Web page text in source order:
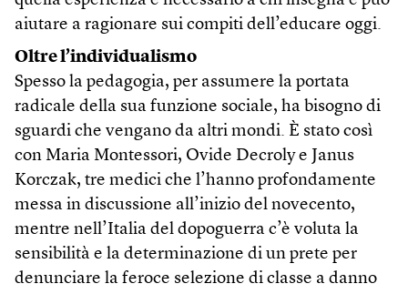
aiutare a ragionare sui compiti dell’educare oggi.
Oltre l’individualismo
Spesso la pedagogia, per assumere la portata
radicale della sua funzione sociale, ha bisogno di
sguardi che vengano da altri mondi. È stato così
con Maria Montessori, Ovide Decroly e Janus
Korczak, tre medici che l’hanno profondamente
messa in discussione all’inizio del novecento,
mentre nell’Italia del dopoguerra c’è voluta la
sensibilità e la determinazione di un prete per
denunciare la feroce selezione di classe a danno